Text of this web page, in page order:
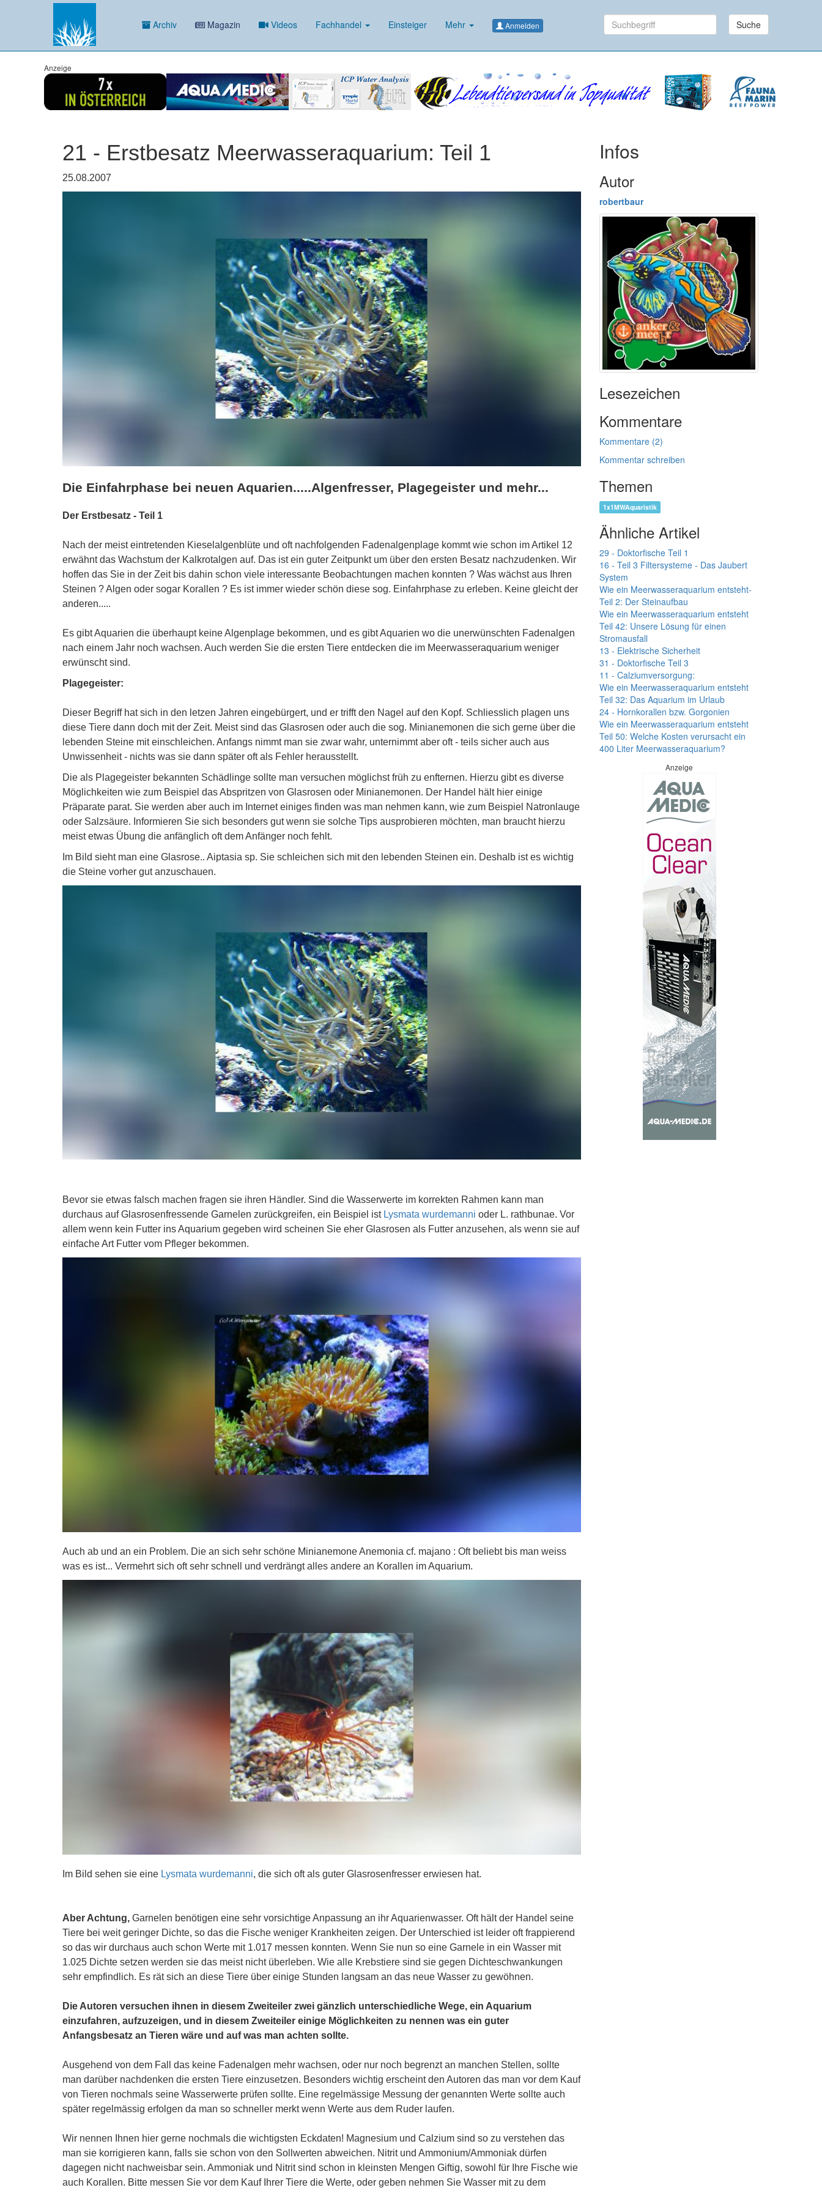
Archiv Magazin Videos Fachhandel Einsteiger Mehr Anmelden Suche
Anzeige
21 - Erstbesatz Meerwasseraquarium: Teil 1
25.08.2007
Die Einfahrphase bei neuen Aquarien.....Algenfresser, Plagegeister und mehr...
Der Erstbesatz - Teil 1
Nach der meist eintretenden Kieselalgenblüte und oft nachfolgenden Fadenalgenplage kommt wie schon im Artikel 12
erwähnt das Wachstum der Kalkrotalgen auf. Das ist ein guter Zeitpunkt um über den ersten Besatz nachzudenken. Wir
hoffen das Sie in der Zeit bis dahin schon viele interessante Beobachtungen machen konnten ? Was wächst aus Ihren
Steinen ? Algen oder sogar Korallen ? Es ist immer wieder schön diese sog. Einfahrphase zu erleben. Keine gleicht der
anderen.....
Es gibt Aquarien die überhaupt keine Algenplage bekommen, und es gibt Aquarien wo die unerwünschten Fadenalgen
nach einem Jahr noch wachsen. Auch werden Sie die ersten Tiere entdecken die im Meerwasseraquarium weniger
erwünscht sind.
Plagegeister:
Dieser Begriff hat sich in den letzen Jahren eingebürgert, und er trifft den Nagel auf den Kopf. Schliesslich plagen uns
diese Tiere dann doch mit der Zeit. Meist sind das Glasrosen oder auch die sog. Minianemonen die sich gerne über die
lebenden Steine mit einschleichen. Anfangs nimmt man sie zwar wahr, unternimmt aber oft - teils sicher auch aus
Unwissenheit - nichts was sie dann später oft als Fehler herausstellt.
Die als Plagegeister bekannten Schädlinge sollte man versuchen möglichst früh zu enfternen. Hierzu gibt es diverse
Möglichkeiten wie zum Beispiel das Abspritzen von Glasrosen oder Minianemonen. Der Handel hält hier einige
Präparate parat. Sie werden aber auch im Internet einiges finden was man nehmen kann, wie zum Beispiel Natronlauge
oder Salzsäure. Informieren Sie sich besonders gut wenn sie solche Tips ausprobieren möchten, man braucht hierzu
meist etwas Übung die anfänglich oft dem Anfänger noch fehlt.
Im Bild sieht man eine Glasrose.. Aiptasia sp. Sie schleichen sich mit den lebenden Steinen ein. Deshalb ist es wichtig
die Steine vorher gut anzuschauen.
Bevor sie etwas falsch machen fragen sie ihren Händler. Sind die Wasserwerte im korrekten Rahmen kann man
durchaus auf Glasrosenfressende Garnelen zurückgreifen, ein Beispiel ist Lysmata wurdemanni oder L. rathbunae. Vor
allem wenn kein Futter ins Aquarium gegeben wird scheinen Sie eher Glasrosen als Futter anzusehen, als wenn sie auf
einfache Art Futter vom Pfleger bekommen.
Auch ab und an ein Problem. Die an sich sehr schöne Minianemone Anemonia cf. majano : Oft beliebt bis man weiss
was es ist... Vermehrt sich oft sehr schnell und verdrängt alles andere an Korallen im Aquarium.
Im Bild sehen sie eine Lysmata wurdemanni, die sich oft als guter Glasrosenfresser erwiesen hat.
Aber Achtung, Garnelen benötigen eine sehr vorsichtige Anpassung an ihr Aquarienwasser. Oft hält der Handel seine
Tiere bei weit geringer Dichte, so das die Fische weniger Krankheiten zeigen. Der Unterschied ist leider oft frappierend
so das wir durchaus auch schon Werte mit 1.017 messen konnten. Wenn Sie nun so eine Garnele in ein Wasser mit
1.025 Dichte setzen werden sie das meist nicht überleben. Wie alle Krebstiere sind sie gegen Dichteschwankungen
sehr empfindlich. Es rät sich an diese Tiere über einige Stunden langsam an das neue Wasser zu gewöhnen.
Die Autoren versuchen ihnen in diesem Zweiteiler zwei gänzlich unterschiedliche Wege, ein Aquarium
einzufahren, aufzuzeigen, und in diesem Zweiteiler einige Möglichkeiten zu nennen was ein guter
Anfangsbesatz an Tieren wäre und auf was man achten sollte.
Ausgehend von dem Fall das keine Fadenalgen mehr wachsen, oder nur noch begrenzt an manchen Stellen, sollte
man darüber nachdenken die ersten Tiere einzusetzen. Besonders wichtig erscheint den Autoren das man vor dem Kauf
von Tieren nochmals seine Wasserwerte prüfen sollte. Eine regelmässige Messung der genannten Werte sollte auch
später regelmässig erfolgen da man so schneller merkt wenn Werte aus dem Ruder laufen.
Wir nennen Ihnen hier gerne nochmals die wichtigsten Eckdaten! Magnesium und Calzium sind so zu verstehen das
man sie korrigieren kann, falls sie schon von den Sollwerten abweichen. Nitrit und Ammonium/Ammoniak dürfen
dagegen nicht nachweisbar sein. Ammoniak und Nitrit sind schon in kleinsten Mengen Giftig, sowohl für Ihre Fische wie
auch Korallen. Bitte messen Sie vor dem Kauf Ihrer Tiere die Werte, oder geben nehmen Sie Wasser mit zu dem
Infos
Autor
robertbaur
Lesezeichen
Kommentare
Kommentare (2)
Kommentar schreiben
Themen
1x1MWAquaristik
Ähnliche Artikel
29 - Doktorfische Teil 1
16 - Teil 3 Filtersysteme - Das Jaubert
System
Wie ein Meerwasseraquarium entsteht-
Teil 2: Der Steinaufbau
Wie ein Meerwasseraquarium entsteht
Teil 42: Unsere Lösung für einen
Stromausfall
13 - Elektrische Sicherheit
31 - Doktorfische Teil 3
11 - Calziumversorgung:
Wie ein Meerwasseraquarium entsteht
Teil 32: Das Aquarium im Urlaub
24 - Hornkorallen bzw. Gorgonien
Wie ein Meerwasseraquarium entsteht
Teil 50: Welche Kosten verursacht ein
400 Liter Meerwasseraquarium?
Anzeige